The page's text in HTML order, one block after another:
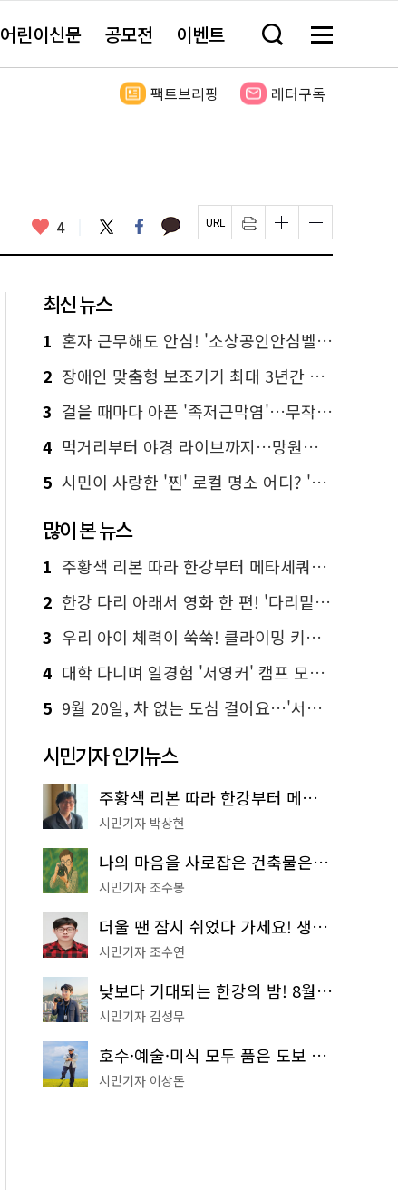
어린이신문 공모전 이벤트 검
창
기
메
전
보
팩트브리핑 레터구독
좋
요
4 트
위
터
페
이
스
카
카 페
이
지
인
쇄
하
글
자
크
하
기
글
자
크
하
기
최신 뉴스
1 혼자 근무해도 안심! '소상공인안심벨' 신청하세요
2 장애인 맞춤형 보조기기 최대 3년간 무상 대여…삶의 질 높인다
3 걸을 때마다 아픈 '족저근막염'…무작정 참지 말고 '이것' 해보세요!
4 먹거리부터 야경 라이브까지…망원한강공원 알짜 코스
5 시민이 사랑한 '찐' 로컬 명소 어디? '서울에디션25' 추천 코스
많이 본 뉴스
1 주황색 리본 따라 한강부터 메타세쿼이아 숲길까지…서울둘레길 15코스
2 한강 다리 아래서 영화 한 편! '다리밑 영화관' 무료 상영
3 우리 아이 체력이 쑥쑥! 클라이밍 키즈카페·어린이 체력장
4 대학 다니며 일경험 '서영커' 캠프 모집…전액 무료
5 9월 20일, 차 없는 도심 걸어요…'서울 걷자 페스티벌' 선착순 5천명
시민기자 인기뉴스
주황색 리본 따라 한강부터 메타세쿼이아 숲길까지…서울둘레길 15코스
시민기자 박상현
나의 마음을 사로잡은 건축물은? '서울시 건축상' 수상작 공개!
시민기자 조수봉
더울 땐 잠시 쉬었다 가세요! 생수 냉장고부터 해피소·무더위쉼터까지
시민기자 조수연
낮보다 기대되는 한강의 밤! 8월 한정 무료 '한강 밤핑' 예약은?
시민기자 김성무
호수·예술·미식 모두 품은 도보 코스! 서울식물원~LG아트센터~마곡테라스거리
시민기자 이상돈